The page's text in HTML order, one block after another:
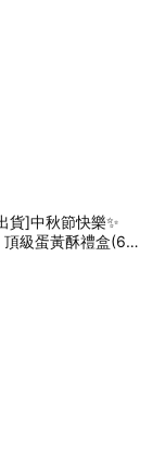
貨]中秋節快樂✨
頂級蛋黃酥禮盒(6入/
腳石】月餅 禮品